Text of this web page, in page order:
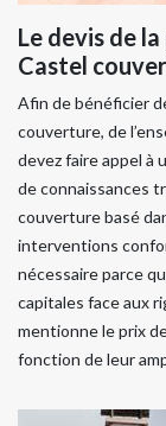
Le devis de
Castel
Afin de bénéficier
couverture, de
devez faire appel à
de connaissances
couverture basé
interventions
nécessaire parce
capitales face aux
mentionne le prix
fonction de leur